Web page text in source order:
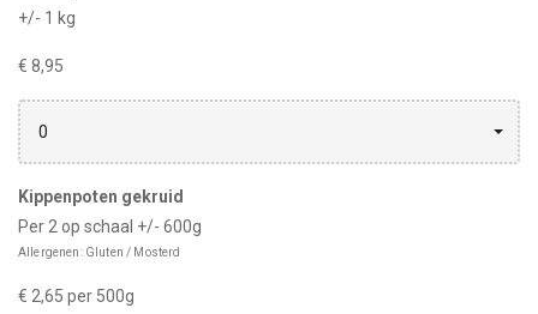
+/- 1 kg
€ 8,95
0
Kippenpoten gekruid
Per 2 op schaal +/- 600g
Allergenen: Gluten / Mosterd
€ 2,65 per 500g